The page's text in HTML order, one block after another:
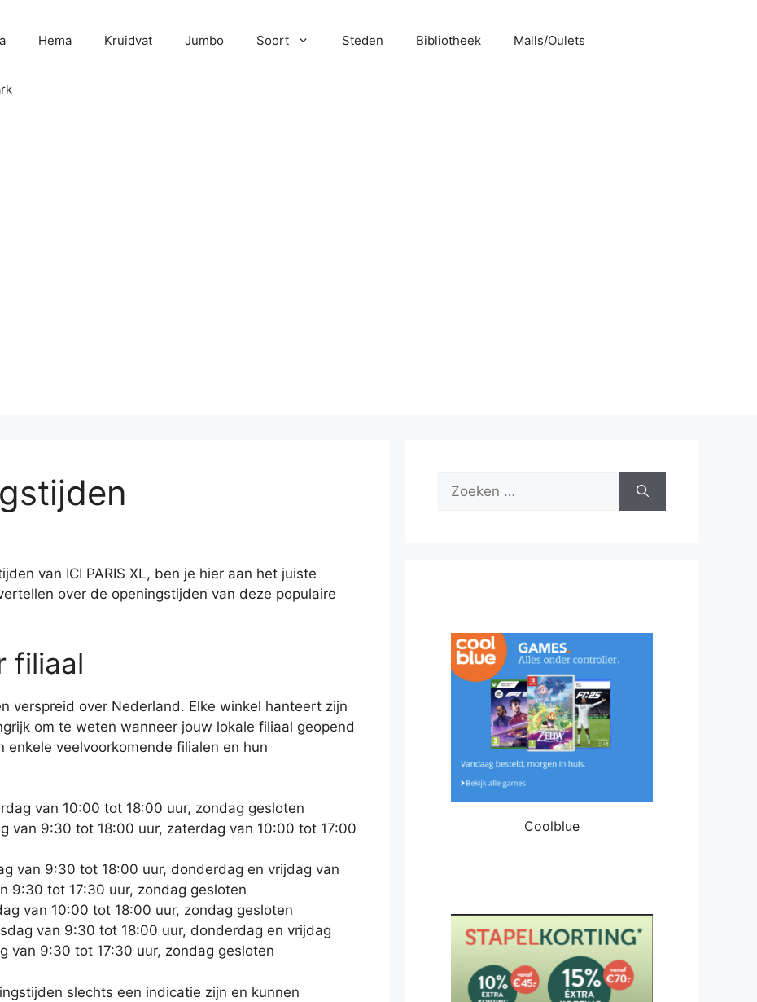
Hema Kruidvat Jumbo Soort Steden Bibliotheek Malls/Oulets
van ICI PARIS XL, ben je hier aan het juiste
over de openingstijden van deze populaire
filiaal
verspreid over Nederland. Elke winkel hanteert zijn
om te weten wanneer jouw lokale filiaal geopend
veelvoorkomende filialen en hun
van 10:00 tot 18:00 uur, zondag gesloten
van 9:30 tot 18:00 uur, zaterdag van 10:00 tot 17:00
van 9:30 tot 18:00 uur, donderdag en vrijdag van
9:30 tot 17:30 uur, zondag gesloten
van 10:00 tot 18:00 uur, zondag gesloten
van 9:30 tot 18:00 uur, donderdag en vrijdag
van 9:30 tot 17:30 uur, zondag gesloten
slechts een indicatie zijn en kunnen
Zoek
Coolblue